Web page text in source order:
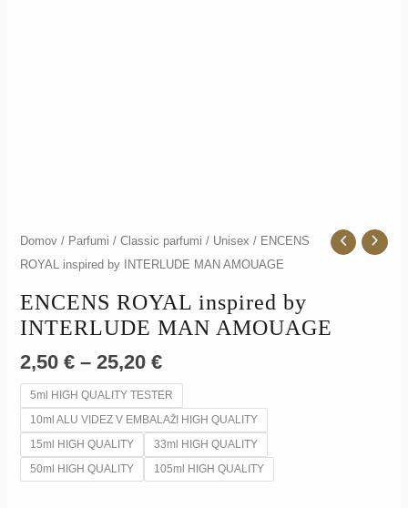
Domov / Parfumi /Classic parfumi / Unisex / ENCENS
ROYAL inspired by INTERLUDE MAN AMOUAGE
ENCENS ROYAL inspired by
INTERLUDE MAN AMOUAGE
2,50€ – 25,20€
5ml HIGH QUALITY TESTER
10ml ALU VIDEZ V EMBALAŽI HIGH QUALITY
15ml HIGH QUALITY
33ml HIGH QUALITY
50ml HIGH QUALITY
105ml HIGH QUALITY